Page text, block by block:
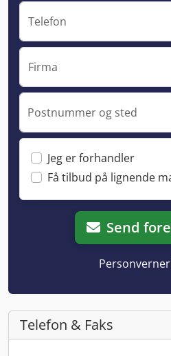
Telefon
Firma
Postnummer og sted
Jeg er forhandler
Få tilbud på lignende
Send
Telefon & Faks